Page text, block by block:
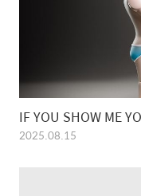
IF YOU SHOW ME
2025.08.15